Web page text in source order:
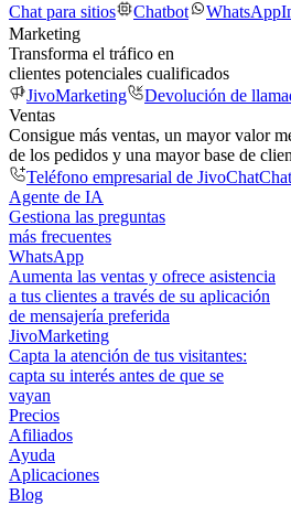
Chat para sitios
Chatbot WhatsApp
Marketing
Transforma el tráfico en
clientes potenciales cualificados
JivoMarketing
Devolución de
Ventas
Consigue más ventas, un mayor valor
de los pedidos y una mayor base de
Teléfono empresarial de JivoChat
Agente de IA
Gestiona las preguntas
más frecuentes
WhatsApp
Aumenta las ventas y ofrece asistencia
a tus clientes a través de su aplicación
de mensajería preferida
JivoMarketing
Capta la atención de tus visitantes:
capta su interés antes de que se
vayan
Precios
Afiliados
Ayuda
Aplicaciones
Blog